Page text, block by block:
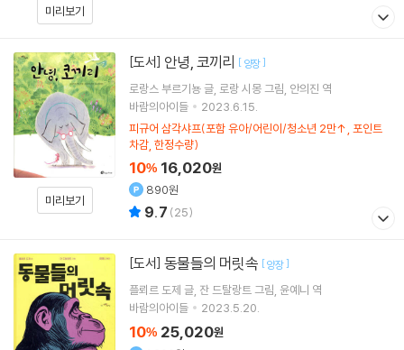
미리보기
미리보기
[도서] 안녕, 코끼리 [ 양장]
로랑스 부르기뇽글 로랑 시몽그림 안의진 역
바람의아이들
2023.6.15.
피규어 삼각샤프(포함 유아/어린이/청소년 2만↑, 포인트
차감, 한정수량)
10% 16,020원
890원
9.7 (25)
[도서] 동물들의 머릿속 [양장]
플뢰르 도제 글 잔 드탈랑트 그림 윤예니 역
바람의아이들
2023.5.20.
10% 25,020원